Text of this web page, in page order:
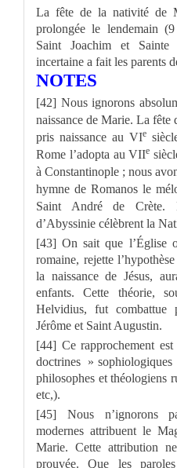
La fête de la nativité de
prolongée le lendemain
Saint Joachim et
incertaine a fait les parents
NOTES
[42] Nous ignorons
naissance de Marie. La fête
pris naissance au VIe
Rome l’adopta au VIIe
à Constantinople ; nous
hymne de Romanos le
Saint André de Crète.
d’Abyssinie célèbrent la
[43] On sait que l’Église
romaine, rejette
la naissance de Jésus,
enfants. Cette théorie,
Helvidius, fut combattue
Jérôme et Saint Augustin.
[44] Ce rapprochement
doctrines » sophiologiques
philosophes et théologiens
etc,).
[45] Nous n’ignorons
modernes attribuent le
Marie. Cette attribution
prouvée. Que les